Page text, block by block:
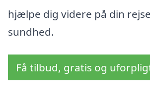
hjælpe dig videre på din
sundhed.
Få tilbud, gratis og